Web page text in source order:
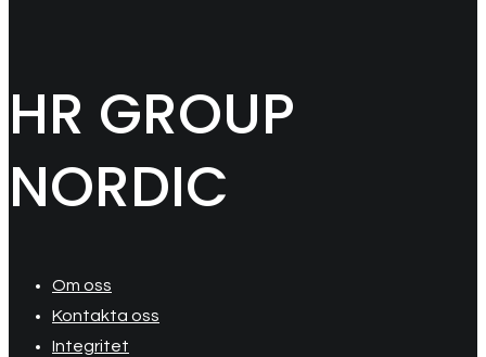
HR GROUP
NORDIC
Om oss
Kontakta oss
Integritet